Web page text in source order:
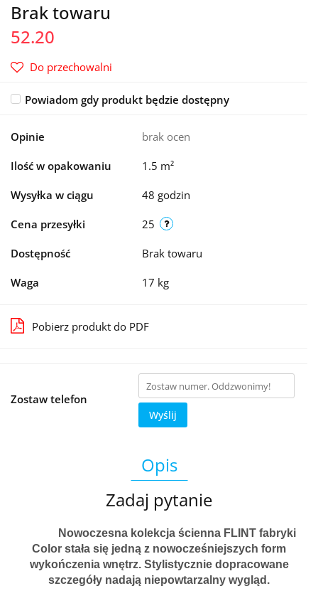
Brak towaru
52.20
Do przechowalni
Powiadom gdy produkt będzie dostępny
Opinie brak ocen
Ilość w opakowaniu 1.5 m²
Wysyłka w ciągu 48 godzin
Cena przesyłki 25
Dostępność Brak towaru
Waga 17 kg
Pobierz produkt do PDF
Zostaw telefon
Wyślij
Opis
Zadaj pytanie
Nowoczesna kolekcjaścienna FLINT fabryki
Color stała się jedną z nowocześniejszych form
wykończenia wnętrz. Stylistycznie dopracowane
szczegóły nadają niepowtarzalny wygląd.